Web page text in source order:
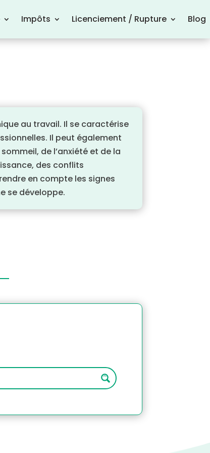
Impôts Licenciement / Rupture Blog
au travail. Il se caractérise
Il peut également
de l’anxiété et de la
des conflits
en compte les signes
se développe.